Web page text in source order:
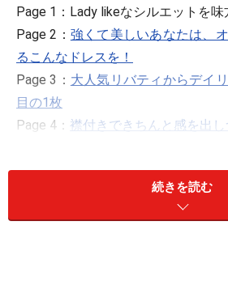
Page 1：Lady likeなシルエットを味
Page 2： 強くて美しいあなたは、
るこんなドレスを！
Page 3： 大人気リバティからデイ
目の1枚
Page 4： 襟付きできちんと感を出し
して！
続きを読む